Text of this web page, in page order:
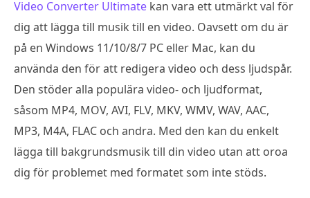
Video Converter Ultimate kan vara ett utmärkt val för
dig att lägga till musik till en video. Oavsett om du är
på en Windows 11/10/8/7 PC eller Mac, kan du
använda den för att redigera video och dess ljudspår.
Den stöder alla populära video- och ljudformat,
såsom MP4, MOV, AVI, FLV, MKV, WMV, WAV, AAC,
MP3, M4A, FLAC och andra. Med den kan du enkelt
lägga till bakgrundsmusik till din video utan att oroa
dig för problemet med formatet som inte stöds.